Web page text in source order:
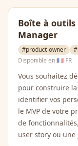
Boîte à
Manager
#product-owner
Disponible en🇫🇷 FR
Vous souhaitez
pour construire
identifier vos
le MVP de votre
de
user story ou